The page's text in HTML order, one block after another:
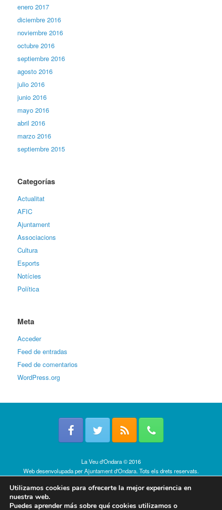
enero 2017
diciembre 2016
noviembre 2016
octubre 2016
septiembre 2016
agosto 2016
julio 2016
junio 2016
mayo 2016
abril 2016
marzo 2016
septiembre 2015
Categorías
Actualitat
AFIC
Ajuntament
Associacions
Cultura
Esports
Notícies
Política
Meta
Acceder
Feed de entradas
Feed de comentarios
WordPress.org
La Veu d'Ondara © 2016
Web desenvolupada perAjuntament d'Ondara. Tots els drets reservats.
Utilizamos cookies para ofrecerte la mejor experiencia en
nuestra web.
Puedes aprender más sobre qué cookies utilizamos o